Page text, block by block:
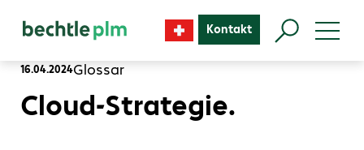
Kontakt
16.04.2024Glossar
Cloud-Strategie.